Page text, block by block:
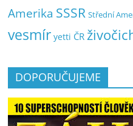
Amerika SSSR Střední
vesmír yetti ČR
DOPORUČUJEME